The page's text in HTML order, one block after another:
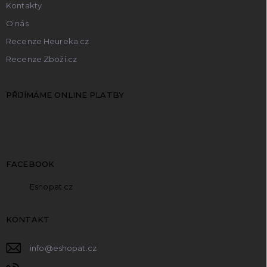
Kontakty
O nás
Recenze Heureka.cz
Recenze Zboží.cz
PŘIJÍMÁME ONLINE PLATBY
FACEBOOK
Eshopat.cz
KONTAKT
info@eshopat.cz